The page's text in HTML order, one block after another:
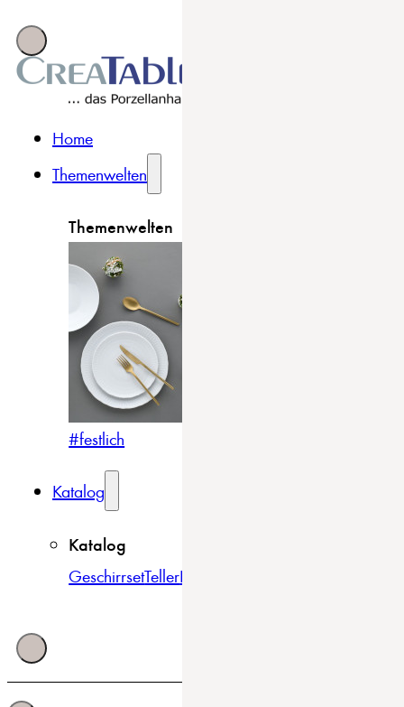
Home
Themenwelten
Themenwelten
#festlich
Katalog
Katalog
GeschirrsetTellerBowls & Schüsseln